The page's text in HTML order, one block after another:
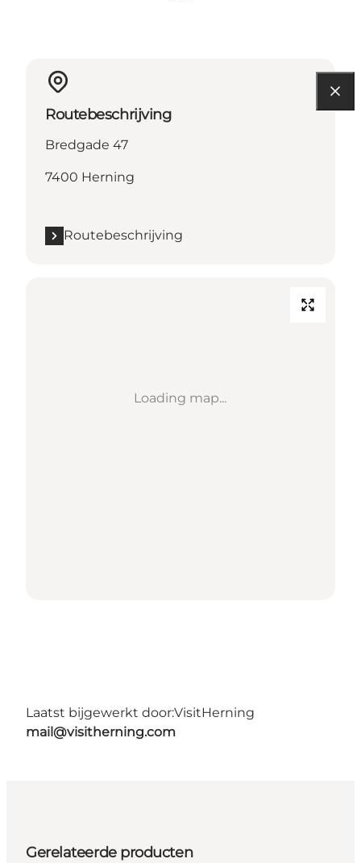
Routebeschrijving
Bredgade 47
7400 Herning
Routebeschrijving
Loading map...
Laatst bijgewerkt door:VisitHerning
mail@visitherning.com
Gerelateerde producten